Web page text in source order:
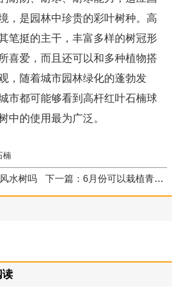
，是园林中珍贵的彩叶树种。高
笔挺的主干，丰富多样的树冠形
喜爱，而且还可以和多种植物搭
，随着城市园林绿化的蓬勃发
市都可能够看到高杆红叶石楠球
中的使用最为广泛。
楠
水树吗 下一篇：6月份可以栽植青叶玉簪吗
读